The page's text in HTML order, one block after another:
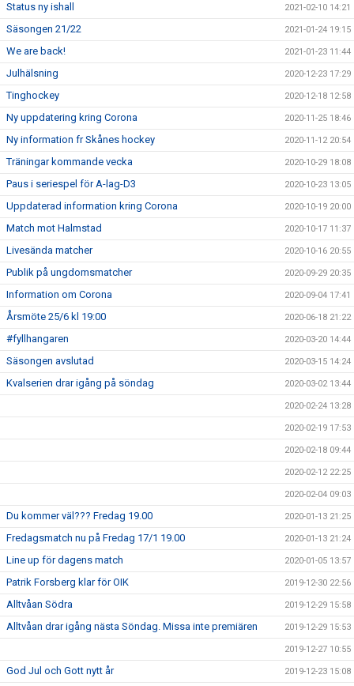
Status ny ishall 2021-02-10 14:21
Säsongen 21/22 2021-01-24 19:15
We are back! 2021-01-23 11:44
Julhälsning 2020-12-23 17:29
Tinghockey 2020-12-18 12:58
Ny uppdatering kring Corona 2020-11-25 18:46
Ny information fr Skånes hockey 2020-11-12 20:54
Träningar kommande vecka 2020-10-29 18:08
Paus i seriespel för A-lag-D3 2020-10-23 13:05
Uppdaterad information kring Corona 2020-10-19 20:00
Match mot Halmstad 2020-10-17 11:37
Livesända matcher 2020-10-16 20:55
Publik på ungdomsmatcher 2020-09-29 20:35
Information om Corona 2020-09-04 17:41
Årsmöte 25/6 kl 19:00 2020-06-18 21:22
#fyllhangaren 2020-03-20 14:44
Säsongen avslutad 2020-03-15 14:24
Kvalserien drar igång på söndag 2020-03-02 13:44
2020-02-24 13:28
2020-02-19 17:53
2020-02-18 09:44
2020-02-12 22:25
2020-02-04 09:03
Du kommer väl??? Fredag 19.00 2020-01-13 21:25
Fredagsmatch nu på Fredag 17/1 19.00 2020-01-13 21:24
Line up för dagens match 2020-01-05 13:57
Patrik Forsberg klar för OIK 2019-12-30 22:56
Alltvåan Södra 2019-12-29 15:58
Alltvåan drar igång nästa Söndag. Missa inte premiären 2019-12-29 15:53
2019-12-27 10:55
God Jul och Gott nytt år 2019-12-23 15:08